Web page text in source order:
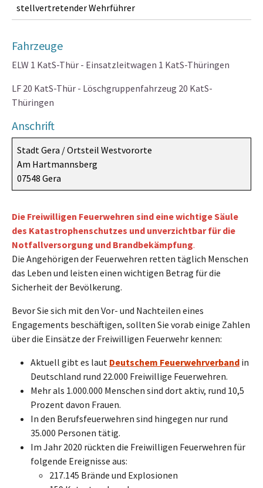
stellvertretender Wehrführer
Fahrzeuge
ELW 1 KatS-Thür - Einsatzleitwagen 1 KatS-Thüringen
LF 20 KatS-Thür - Löschgruppenfahrzeug 20 KatS-
Thüringen
Anschrift
Stadt Gera / Ortsteil Westvororte
Am Hartmannsberg
07548 Gera
Die Freiwilligen Feuerwehren sind eine wichtige Säule
des Katastrophenschutzes und unverzichtbar für die
Notfallversorgung und Brandbekämpfung.
Die Angehörigen der Feuerwehren retten täglich Menschen
das Leben und leisten einen wichtigen Betrag für die
Sicherheit der Bevölkerung.
Bevor Sie sich mit den Vor- und Nachteilen eines
Engagements beschäftigen, sollten Sie vorab einige Zahlen
über die Einsätze der Freiwilligen Feuerwehr kennen:
Aktuell gibt es laut Deutschem Feuerwehrverband in
Deutschland rund 22.000 Freiwillige Feuerwehren.
Mehr als 1.000.000 Menschen sind dort aktiv, rund 10,5
Prozent davon Frauen.
In den Berufsfeuerwehren sind hingegen nur rund
35.000 Personen tätig.
Im Jahr 2020 rückten die Freiwilligen Feuerwehren für
folgende Ereignisse aus:
217.145 Brände und Explosionen